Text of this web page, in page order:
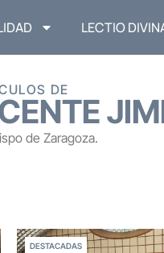
LECTIO
DE
de Zaragoza.
DESTACADAS